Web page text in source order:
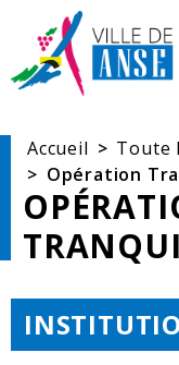
Aller au menu
Aller à la
Accueil
Toute
Opération